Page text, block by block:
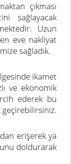
çıkması
sağlayacak
Uzun
eve nakliyat
sağladık.
ikamet
ve ekonomik
ederek bu
erişerek ya
doldurarak